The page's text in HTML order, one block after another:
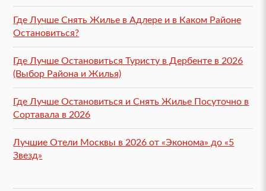
Где Лучше Снять Жилье в Адлере и в Каком Районе
Остановиться?
Где Лучше Остановиться Туристу в Дербенте в 2026
(Выбор Района и Жилья)
Где Лучше Остановиться и Снять Жилье Посуточно в
Сортавала в 2026
Лучшие Отели Москвы в 2026 от «Эконома» до «5
Звезд»